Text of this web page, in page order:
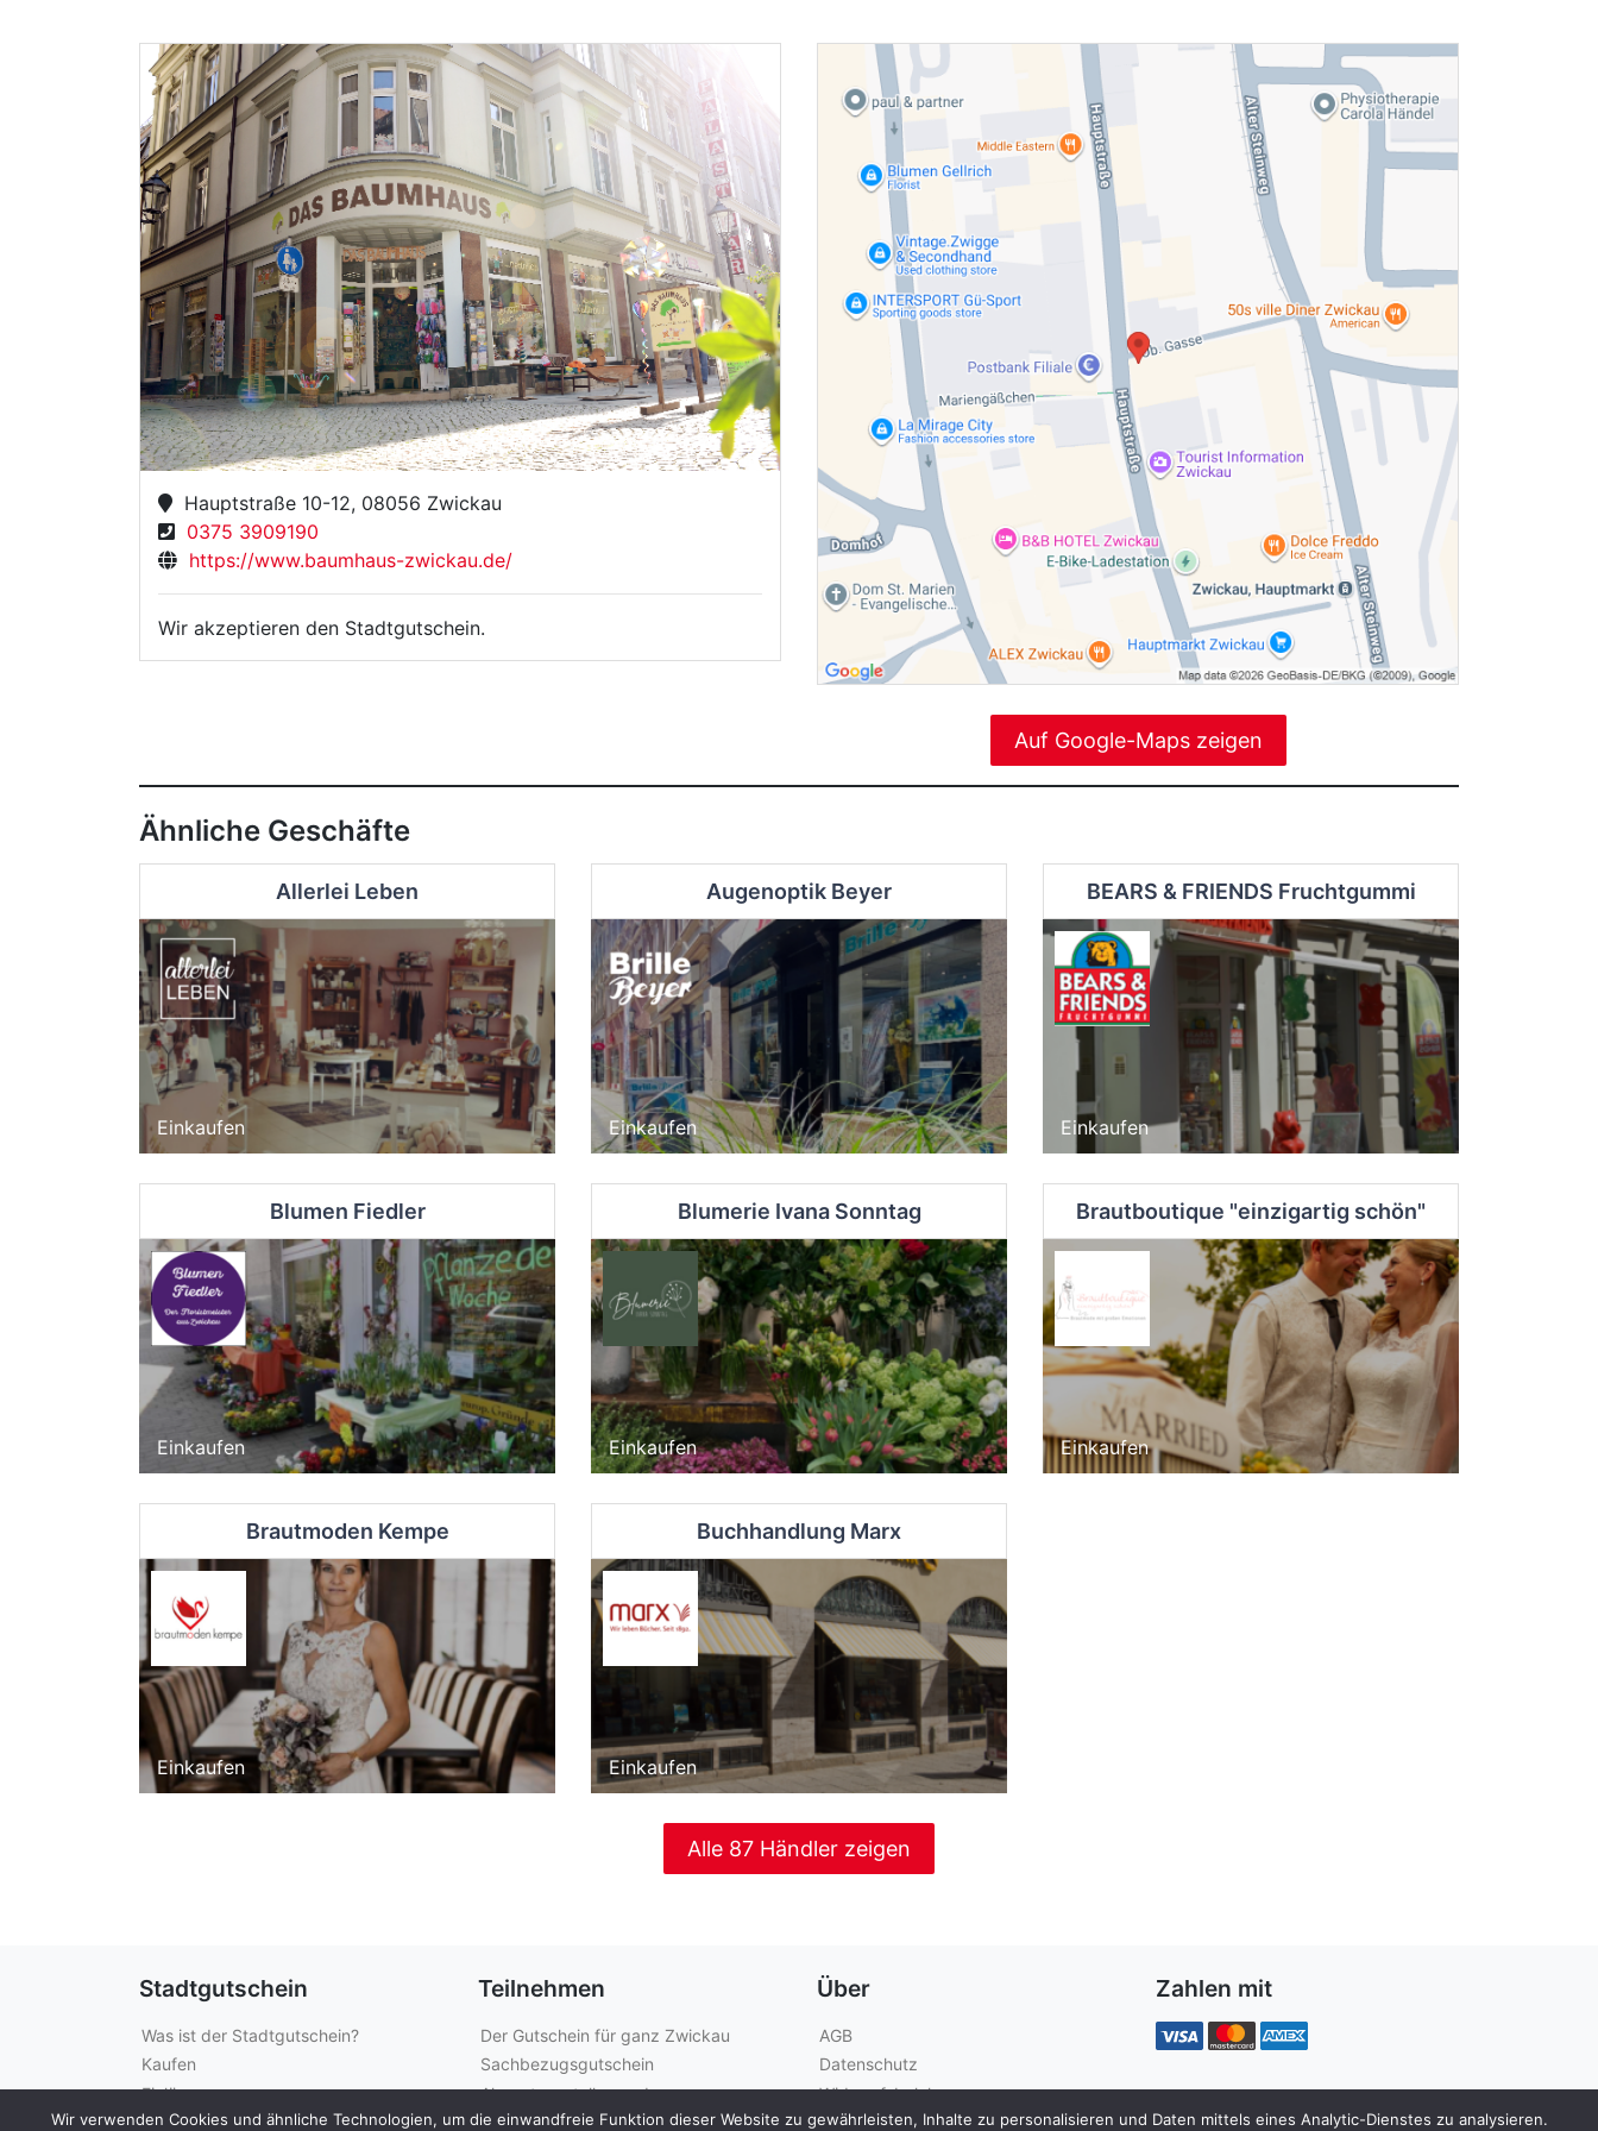
Hauptstraße 10-12, 08056 Zwickau
0375 3909190
https://www.baumhaus-zwickau.de/
Wir akzeptieren den Stadtgutschein.
Auf Google-Maps zeigen
Ähnliche Geschäfte
Allerlei Leben
Einkaufen
Augenoptik Beyer
Einkaufen
BEARS & FRIENDS Fruchtgummi
Einkaufen
Blumen Fiedler
Einkaufen
Blumerie Ivana Sonntag
Einkaufen
Brautboutique "einzigartig schön"
Einkaufen
Brautmoden Kempe
Einkaufen
Buchhandlung Marx
Einkaufen
Alle 87 Händler zeigen
Stadtgutschein
Was ist der Stadtgutschein?
Kaufen
Einlösen
Guthabenabfrage
Teilnehmen
Der Gutschein für ganz Zwickau
Sachbezugsgutschein
Akzeptanzstelle werden
Über
AGB
Datenschutz
Widerrufsbelehrung
Kontakt
Zahlen mit
Wir verwenden Cookies und ähnliche Technologien, um die einwandfreie Funktion dieser Website zu gewährleisten, Inhalte zu personalisieren und Daten mittels eines Analytic-Dienstes zu analysieren.